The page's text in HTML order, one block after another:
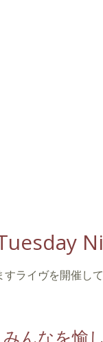
ライヴを開催
んなを愉